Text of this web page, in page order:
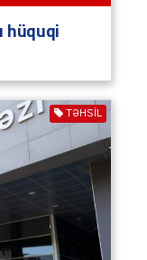
hüquqi
TƏHSIL